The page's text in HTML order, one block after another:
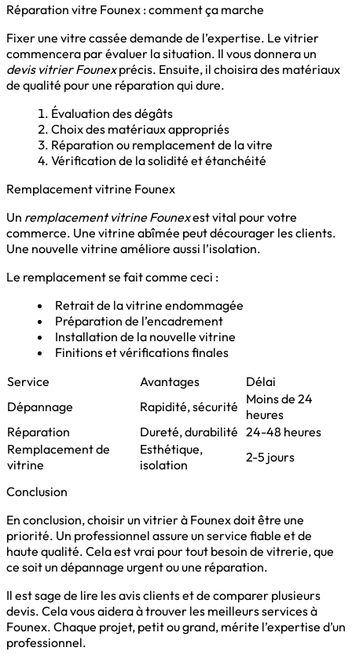
Réparation vitre Founex : comment ça marche
Fixer une vitre cassée demande de l’expertise. Le vitrier
commencera par évaluer la situation. Il vous donnera un
devis vitrier Founexprécis. Ensuite, il choisira des matériaux
de qualité pour une réparation qui dure.
Évaluation des dégâts
Choix des matériaux appropriés
Réparation ou remplacement de la vitre
Vérification de la solidité et étanchéité
Remplacement vitrine Founex
Un remplacement vitrine Founexest vital pour votre
commerce. Une vitrine abîmée peut décourager les clients.
Une nouvelle vitrine améliore aussi l’isolation.
Le remplacement se fait comme ceci :
Retrait de la vitrine endommagée
Préparation de l’encadrement
Installation de la nouvelle vitrine
Finitions et vérifications finales
Service
Avantages
Délai
Dépannage
Rapidité, sécurité Moins de 24
heures
Réparation
Dureté, durabilité 24-48 heures
Remplacement de
vitrine
Esthétique,
isolation
2-5 jours
Conclusion
En conclusion, choisir un vitrier à Founex doit être une
priorité. Un professionnel assure un service fiable et de
haute qualité. Cela est vrai pour tout besoin de vitrerie, que
ce soit un dépannage urgent ou une réparation.
Il est sage de lire les avis clients et de comparer plusieurs
devis. Cela vous aidera à trouver les meilleurs services à
Founex. Chaque projet, petit ou grand, mérite l’expertise d’un
professionnel.